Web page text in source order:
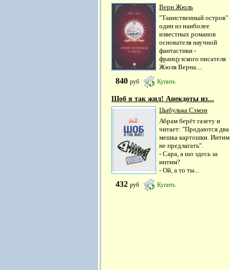
Верн Жюль
"Таинственный остров"
один из наиболее
известных романов
основателя научной
фантастики -
французского писателя
Жюля Верна....
840 руб Купить
Шоб я так жил! Анекдоты из...
Цыбулька Сэмэн
Абрам берёт газету и
читает: "Продаются два
мешка картошки. Интим
не предлагать".
- Сара, а шо здесь за
интим?
- Ой, а то ты...
432 руб Купить